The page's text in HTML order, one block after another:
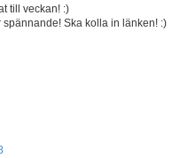
till veckan! :)
Ska kolla in länken! :)